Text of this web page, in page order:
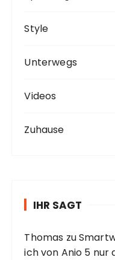
Style
Unterwegs
Videos
Zuhause
IHR SAGT
Thomas zu
ich von Anio 5